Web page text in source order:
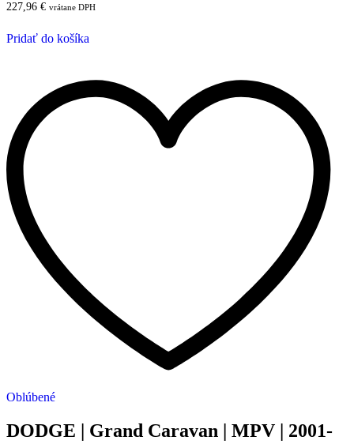
227,96 € vrátane DPH
Pridať do košíka
Oblúbené
DODGE | Grand Caravan | MPV | 2001-